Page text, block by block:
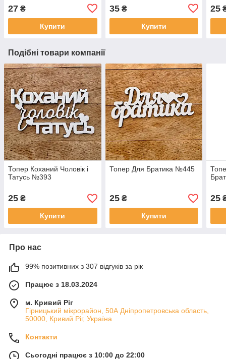
27 ₴
Купити
35₴
Купити
25
Подібні товари компанії
Топер Коханий Чоловік і
Татусь №393
25 ₴
Купити
Топер Для Братика №445
25₴
Купити
25
Про нас
99% позитивних з 307 відгуків за рік
Працює з 18.03.2024
м. Кривий Ріг
Гірницький мікрорайон, 50А Дніпропетровська область,
50000, Кривий Ріг, Україна
Контакти
Сьогодні працює з 10:00 до 22:00